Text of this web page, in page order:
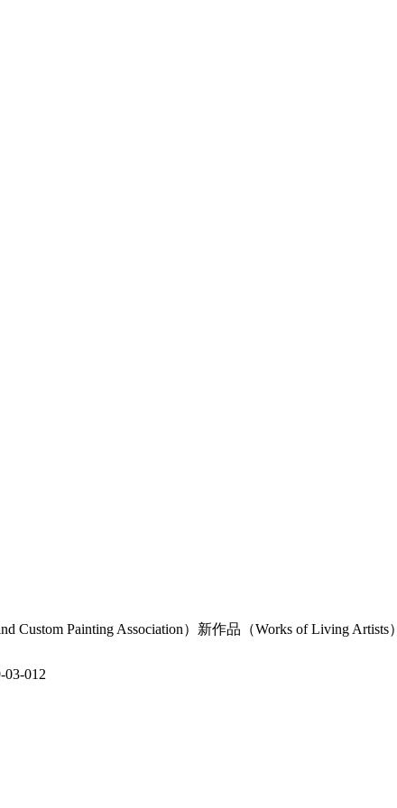
Custom Painting Association）新作品（Works of Living Artists）
012